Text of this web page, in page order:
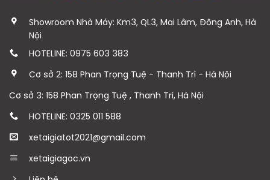
Showroom Nhà Máy: Km3, QL3, Mai Lâm, Đông Anh, Hà
Nội
HOTELINE: 0975 603 383
Cơ sở 2: 158 Phan Trọng Tuệ - Thanh Trì - Hà Nội
Cơ sở 3: 158 Phan Trọng Tuệ , Thanh Trì, Hà Nội
HOTELINE: 0325 011 588
xetaigiatot2021@gmail.com
xetaigiagoc.vn